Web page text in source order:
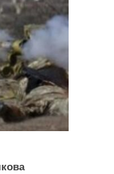
со спамом.
комментариев